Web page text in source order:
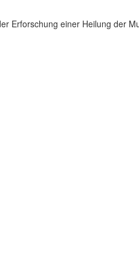
Erforschung einer Heilung der